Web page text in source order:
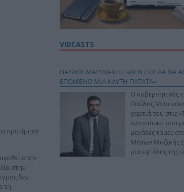
προτίμησε
στην
στην
δεν
τη
VIDCASTS
ΠΑΥΛΟΣ ΜΑΡΙΝΑΚΗΣ: «ΔΕΝ ΗΘΕΛΑ ΝΑ
ΕΠΟΜΕΝΟ ΜΙΑ ΚΑΥΤΗ ΠΑΤΑΤΑ»
Ο κυβερνητικός
Παύλος
χαρτιά του στις
ένα vidcast που
μεγάλες τομές
Μέσων Μαζικής
μια εφ’ όλης της